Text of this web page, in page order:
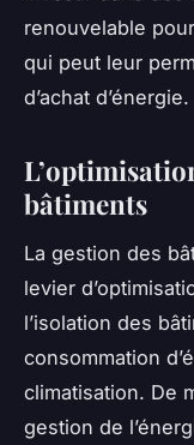
renouvelable
qui peut leur
d’achat d’énergie.
bâtiments
La gestion des
levier
l’isolation des
consommation
climatisation. De
gestion de